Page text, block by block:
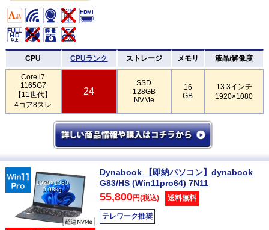
CPU CPUランク ストレージ メモリ 液晶/解像度
Core i7
1165G7
【11世代】
4コア8スレ
24
SSD
128GB
NVMe
16
GB
13.3インチ
1920×1080
1920×1080
0.98kg
Dynabook 【即納パソコン】dynabook
G83/HS (Win11pro64) 7N11
55,800円(税込) 送料無料
テレワーク推奨